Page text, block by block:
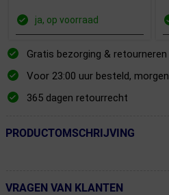
ja, op voorraad
Gratis bezorging & retourneren
Voor 23:00 uur besteld,
365 dagen retourrecht
← Terug naar productnavigatie
PRODUCTOMSCHRIJVING
← Terug naar productnavigatie
VRAGEN VAN KLANTEN